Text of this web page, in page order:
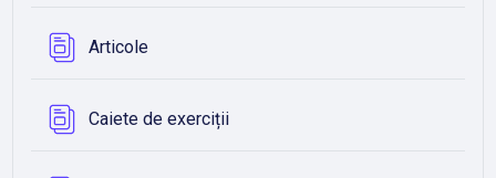
ArticoleBază de date
Caiete de exercițiiBază de date